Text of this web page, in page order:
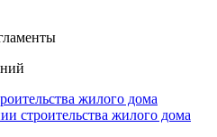
жилого дома
строительства жилого дома